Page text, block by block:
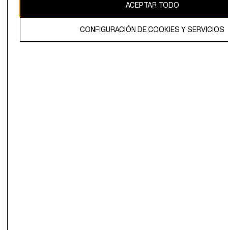
El contenido de esta página web está protegido por copyright y es
ACEPTAR TODO
CONFIGURACIÓN DE COOKIES Y SERVICIOS